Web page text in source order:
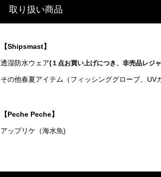
取り扱い商品
【Shipsmast】
透湿防水ウェア(１点お買い上げにつき、非売品レジ
その他春夏アイテム（フィッシンググローブ、
【Peche Peche】
アップリケ（海水魚)